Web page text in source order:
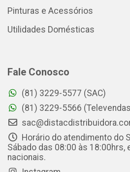
Pinturas e Acessórios
Utilidades Domésticas
Fale Conosco
(81) 3229-5577 (SAC)
(81) 3229-5566
Horário do atendimento do
Sábado das 08:00 às
nacionais.